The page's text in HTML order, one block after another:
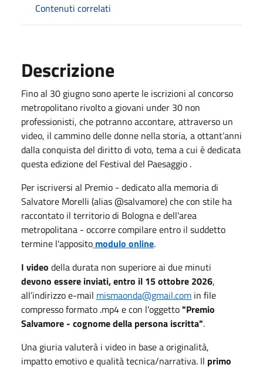
Contenuti correlati
Descrizione
Fino al 30 giugno sono aperte le iscrizioni al concorso
metropolitano rivolto a giovani under 30 non
professionisti, che potranno accontare, attraverso un
video, il cammino delle donne nella storia, a ottant’anni
dalla conquista del diritto di voto, tema a cui è dedicata
questa edizione del Festival del Paesaggio .
Per iscriversi al Premio - dedicato alla memoria di
Salvatore Morelli (alias @salvamore) che con stile ha
raccontato il territorio di Bologna e dell'area
metropolitana - occorre compilare entro il suddetto
termine l'apposito modulo online.
I video della durata non superiore ai due minuti
devono essere inviati,entro il 15 ottobre 2026,
all’indirizzo e-mail mismaonda@gmail.com in file
compresso formato .mp4 e con l'oggetto"Premio
Salvamore - cognome della persona iscritta".
Una giuria valuterà i video in base a originalità,
impatto emotivo e qualità tecnica/narrativa. Il primo